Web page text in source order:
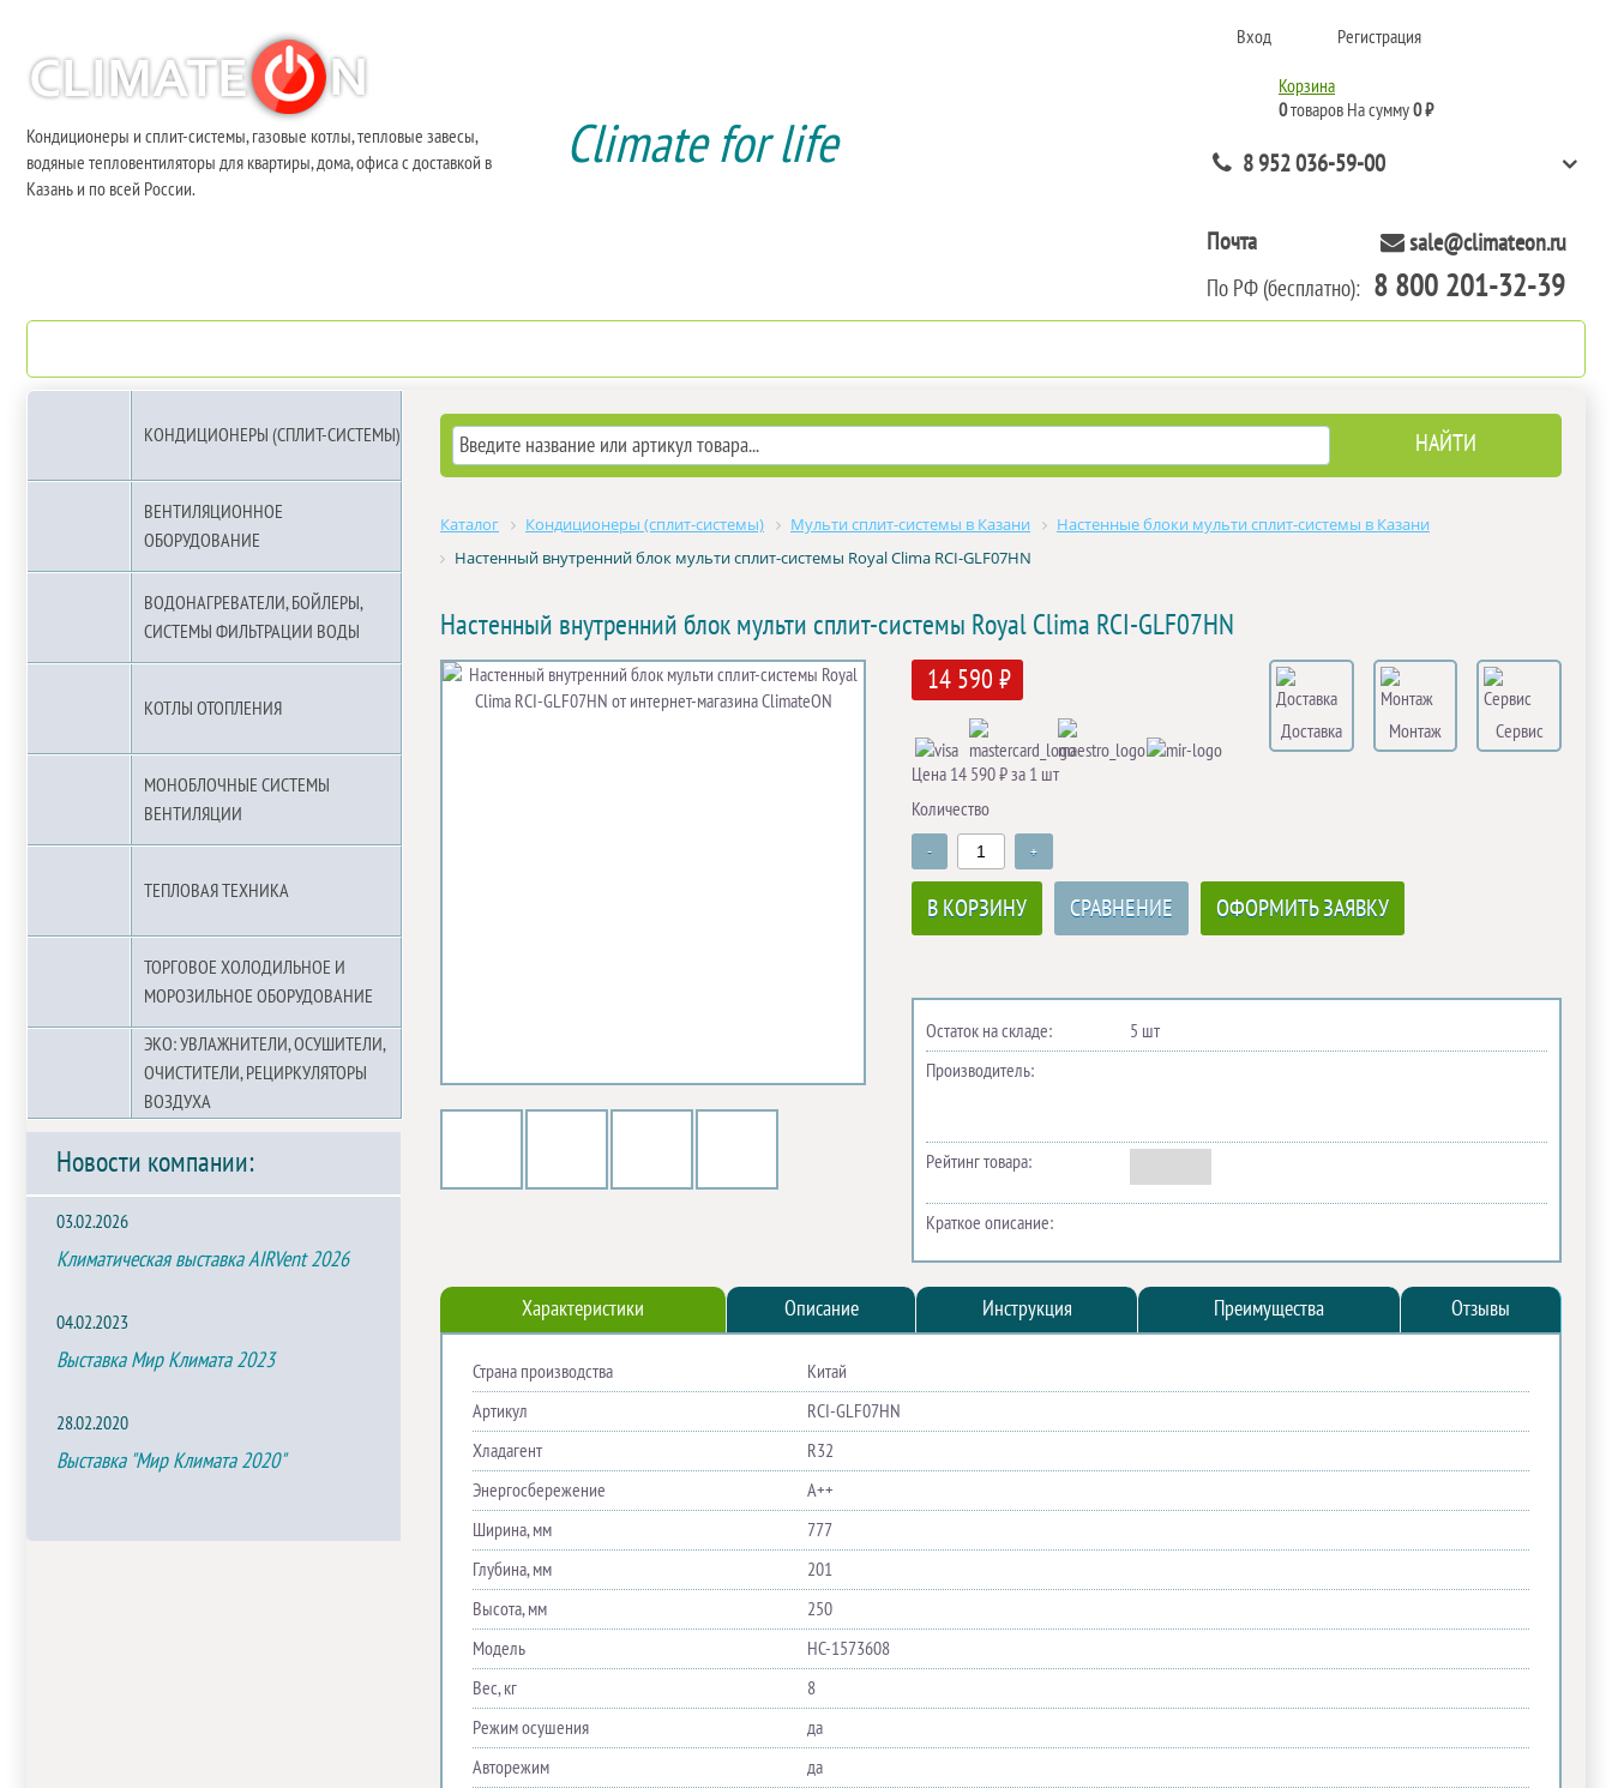
Кондиционеры и сплит-системы, газовые котлы, тепловые завесы,
водяные тепловентиляторы для квартиры, дома, офиса с доставкой в
Казань и по всей России.
Climate for life
Вход Регистрация
Корзина
0товаров На сумму0 ₽
8 952 036-59-00
Почта sale@climateon.ru
По РФ (бесплатно): 8 800 201-32-39
КОНДИЦИОНЕРЫ (СПЛИТ-СИСТЕМЫ)
ВЕНТИЛЯЦИОННОЕ
ОБОРУДОВАНИЕ
ВОДОНАГРЕВАТЕЛИ, БОЙЛЕРЫ,
СИСТЕМЫ ФИЛЬТРАЦИИ ВОДЫ
КОТЛЫ ОТОПЛЕНИЯ
МОНОБЛОЧНЫЕ СИСТЕМЫ
ВЕНТИЛЯЦИИ
ТЕПЛОВАЯ ТЕХНИКА
ТОРГОВОЕ ХОЛОДИЛЬНОЕ И
МОРОЗИЛЬНОЕ ОБОРУДОВАНИЕ
ЭКО: УВЛАЖНИТЕЛИ, ОСУШИТЕЛИ,
ОЧИСТИТЕЛИ, РЕЦИРКУЛЯТОРЫ
ВОЗДУХА
Новости компании:
03.02.2026
Климатическая выставка AIRVent 2026
04.02.2023
Выставка Мир Климата 2023
28.02.2020
Выставка "Мир Климата 2020"
Каталог Кондиционеры (сплит-системы) Мульти сплит-системы в Казани
Настенные блоки мульти сплит-системы в Казани
Настенный внутренний блок мульти сплит-системы Royal Clima RCI-GLF07HN
Настенный внутренний блок мульти сплит-системы Royal Clima RCI-GLF07HN
14 590 ₽
Доставка Монтаж
Сервис
Цена 14 590 ₽ за 1 шт
Количество
- +
В КОРЗИНУ СРАВНЕНИЕ ОФОРМИТЬ ЗАЯВКУ
Остаток на складе:
5 шт
Производитель:
Рейтинг товара:
Краткое описание:
Характеристики Описание Инструкция Преимущества Отзывы
Страна производства
Китай
Артикул
RCI-GLF07HN
Хладагент
R32
Энергосбережение
A++
Ширина, мм
777
Глубина, мм
201
Высота, мм
250
Модель
НС-1573608
Вес, кг
8
Режим осушения
да
Авторежим
да